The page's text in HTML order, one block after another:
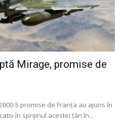
Mirage, promise de
5 promise de Franța au ajuns în
în sprijinul acestei țări în...